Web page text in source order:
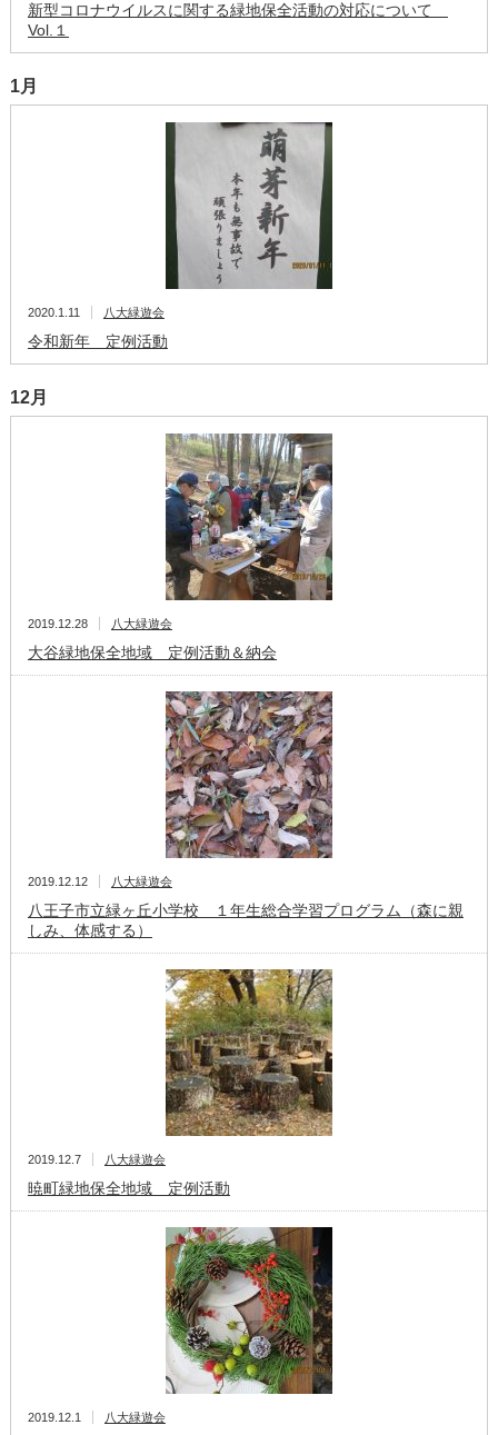
新型コロナウイルスに関する緑地保全活動の対応について
Vol.１
1月
2020.1.11 八大緑遊会
令和新年 定例活動
12月
2019.12.28 八大緑遊会
大谷緑地保全地域 定例活動＆納会
2019.12.12 八大緑遊会
八王子市立緑ヶ丘小学校 １年生総合学習プログラム（森に親
しみ、体感する）
2019.12.7 八大緑遊会
暁町緑地保全地域 定例活動
2019.12.1 八大緑遊会